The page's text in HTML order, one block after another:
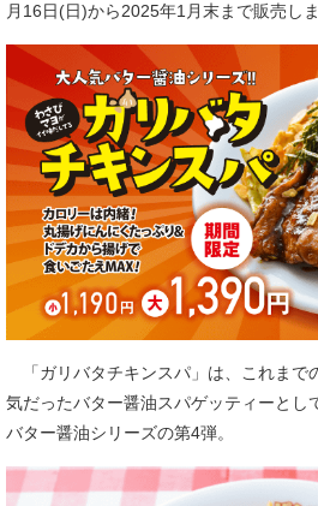
月16日(日)から2025年1月末まで販売しま
「ガリバタチキンスパ」は、これまで
気だったバター醤油スパゲッティーとし
バター醤油シリーズの第4弾。